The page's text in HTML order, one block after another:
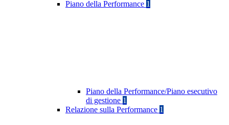
Piano della Performance 1
Piano della Performance/Piano esecutivo
di gestione 1
Relazione sulla Performance 1